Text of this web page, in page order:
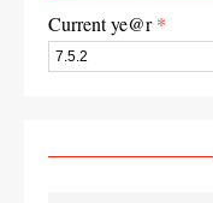
Current ye@r*